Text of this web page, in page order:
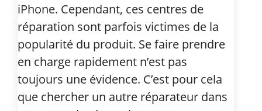
iPhone. Cependant, ces centres de
réparation sont parfois victimes de la
popularité du produit. Se faire prendre
en charge rapidement n’est pas
toujours une évidence. C’est pour cela
que chercher un autre réparateur dans